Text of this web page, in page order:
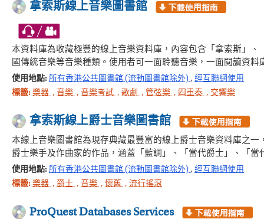
拿索斯線上音樂圖書館
本資料庫為收藏極豐的線上音樂資料庫，內容包含「拿索斯」
國傳統音樂等音樂種類。使用者可一面聆聽音樂，一面閱讀資
使用地點: 所有香港公共圖書館 (流動圖書館除外) , 經互聯網使用
標籤: 樂器 , 音樂 , 音樂考試 , 歌劇 , 管弦樂 , 四重奏 , 交響樂
拿索斯線上爵士音樂圖書館
本線上音樂圖書館為現存典藏最豐富的線上爵士音樂資料庫之
爵士樂手及作曲家的作品，涵蓋「藍調」、「當代爵士」、「
使用地點: 所有香港公共圖書館 (流動圖書館除外) , 經互聯網使用
標籤: 樂器 , 爵士 , 音樂 , 懷舊 , 流行搖滾
ProQuest Databases Services